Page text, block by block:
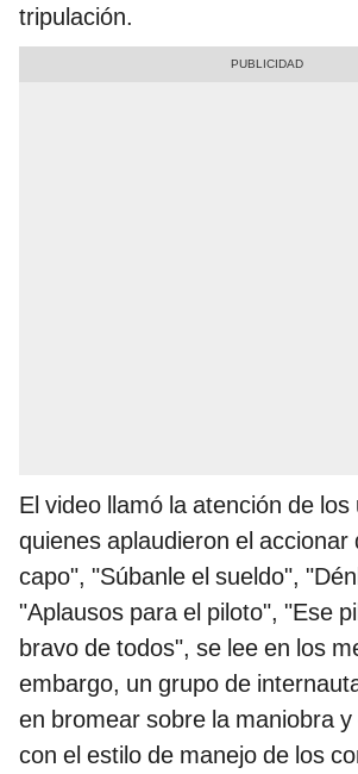
tripulación.
El video llamó la atención de los
quienes aplaudieron el accionar
capo", "Súbanle el sueldo",
"Aplausos para el piloto", "Ese
bravo de todos", se lee en los
embargo, un grupo de
en bromear sobre la maniobra
con el estilo de manejo de los